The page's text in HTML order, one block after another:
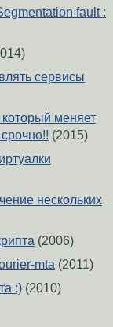
fault :
сервисы
меняет
(2015)
нескольких
(2006)
mta (2011)
:) (2010)